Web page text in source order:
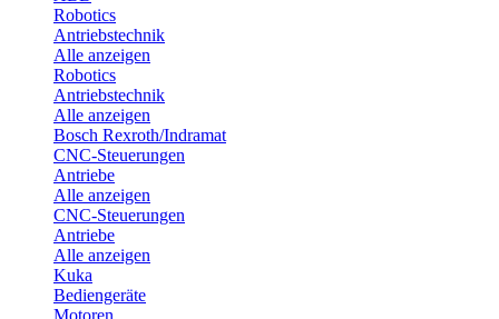
Robotics
Antriebstechnik
Alle anzeigen
Robotics
Antriebstechnik
Alle anzeigen
Bosch Rexroth/Indramat
CNC-Steuerungen
Antriebe
Alle anzeigen
CNC-Steuerungen
Antriebe
Alle anzeigen
Kuka
Bediengeräte
Motoren